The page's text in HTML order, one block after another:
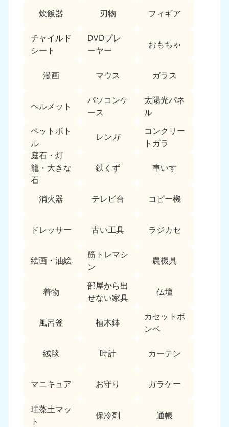
炊飯器 刃物 フィギア
チャイルド
シート
DVDプレ
ーヤー
おもちゃ
漫画 マウス ガラス
ヘルメット
パソコンケ
ース
太陽光パネ
ル
ペットボト
ル
レンガ
コンクリー
トガラ
庭石・灯
籠・大きな
石
鉄くず 車いす
消火器 テレビ台 コピー機
ドレッサー 古い工具 ラジカセ
絵画・油絵
筋トレマシ
ン
農機具
着物
部屋から出
せない家具
仏壇
風呂釜 植木鉢
カセットボ
ンベ
絨毯 時計 カーテン
マニキュア お守り ガラケー
珪藻土マッ
ト
保冷剤 通帳
奈良県
050-1881-5249
三重県
050-1881-5254
滋賀県
9:00〜19:00 年中無休 9:00〜19:00 年中無休
050-1881-5248
中国
岡山県
050-1881-5146
9:00〜19:00 年中無休
山口県
050-1880-9900
9:00〜19:00 年中無休 9:00〜19:00 年中無休
島根県
050-1881-5145
四国
香川県
050-1880-9899
徳島県
050-1880-9898
9:00〜19:00 年中無休 9:00〜19:00 年中無休